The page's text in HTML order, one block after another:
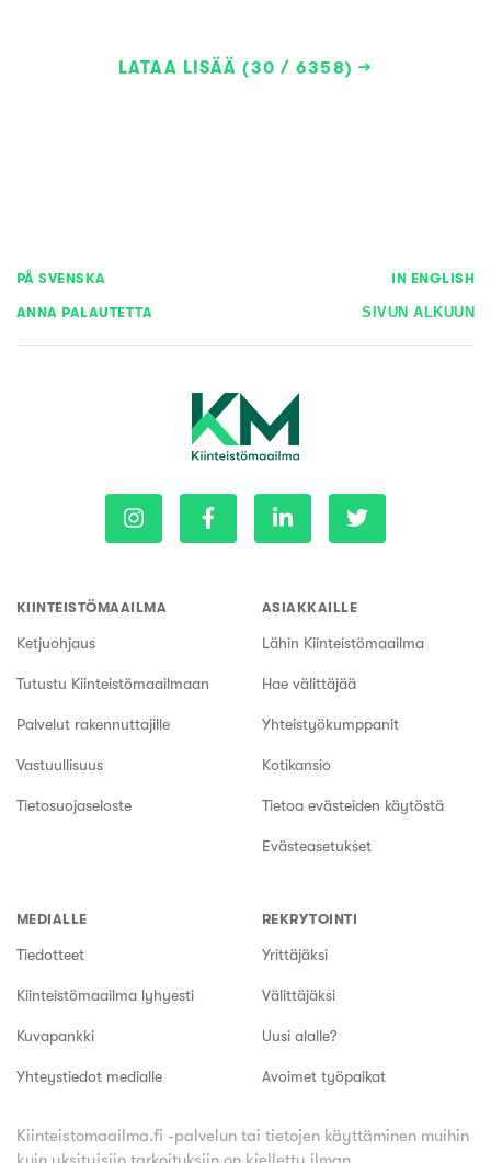
LATAA LISÄÄ (30 / 6358)
PÅ SVENSKA IN ENGLISH
ANNA PALAUTETTA SIVUN ALKUUN
KIINTEISTÖMAAILMA
Ketjuohjaus
Tutustu Kiinteistömaailmaan
Palvelut rakennuttajille
Vastuullisuus
Tietosuojaseloste
ASIAKKAILLE
Lähin Kiinteistömaailma
Hae välittäjää
Yhteistyökumppanit
Kotikansio
Tietoa evästeiden käytöstä
Evästeasetukset
MEDIALLE
Tiedotteet
Kiinteistömaailma lyhyesti
Kuvapankki
Yhteystiedot medialle
REKRYTOINTI
Yrittäjäksi
Välittäjäksi
Uusi alalle?
Avoimet työpaikat
Kiinteistomaailma.fi -palvelun tai tietojen käyttäminen muihin